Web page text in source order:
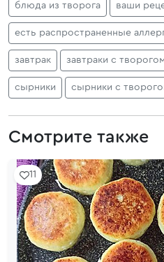
блюда из творога ваши
есть распространенные
завтрак завтраки с
сырники сырники с
Смотрите также
11